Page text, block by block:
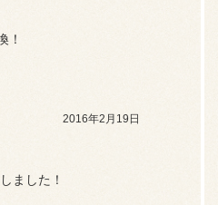
！
2016年2月19日
ました！